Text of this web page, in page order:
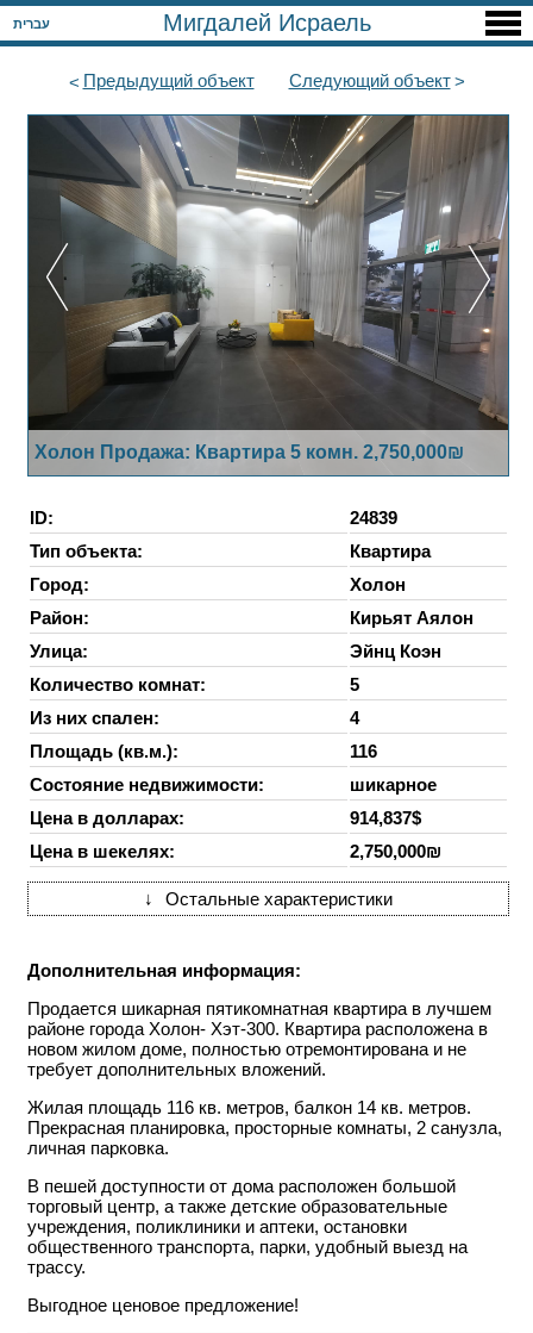
עברית Мигдалей Исраель
Предыдущийобъект Следующийобъект
Холон Продажа: Квартира 5 комн. 2,750,000₪
ID:
24839
Тип объекта:
Квартира
Город:
Холон
Район:
Кирьят Аялон
Улица:
Эйнц Коэн
Количество комнат:
5
Из них спален:
4
Площадь (кв.м.):
116
Состояние недвижимости:
шикарное
Цена в долларах:
914,837$
Цена в шекелях:
2,750,000₪
↓ Остальные характеристики
Дополнительная информация:
Продается шикарная пятикомнатная квартира в лучшем
районе города Холон- Хэт-300. Квартира расположена в
новом жилом доме, полностью отремонтирована и не
требует дополнительных вложений.
Жилая площадь 116 кв. метров, балкон 14 кв. метров.
Прекрасная планировка, просторные комнаты, 2 санузла,
личная парковка.
В пешей доступности от дома расположен большой
торговый центр, а также детские образовательные
учреждения, поликлиники и аптеки, остановки
общественного транспорта, парки, удобный выезд на
трассу.
Выгодное ценовое предложение!